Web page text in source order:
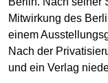
Mitwirkung des
einem
Nach der
und ein Verlag